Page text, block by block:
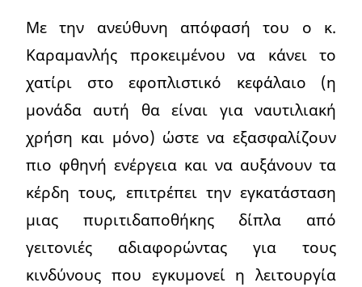
Με την ανεύθυνη απόφασή του ο κ.
Καραμανλής προκειμένου να κάνει το
χατίρι στο εφοπλιστικό κεφάλαιο (η
μονάδα αυτή θα είναι για ναυτιλιακή
χρήση και μόνο) ώστε να εξασφαλίζουν
πιο φθηνή ενέργεια και να αυξάνουν τα
κέρδη τους, επιτρέπει την εγκατάσταση
μιας πυριτιδαποθήκης δίπλα από
γειτονιές αδιαφορώντας για τους
κινδύνους που εγκυμονεί η λειτουργία